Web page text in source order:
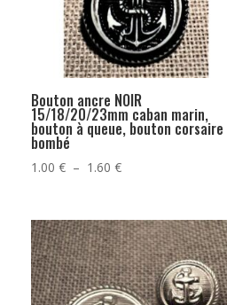
Bouton ancre NOIR
15/18/20/23mm caban marin,
bouton à queue, bouton corsaire
bombé
1.00€ – 1.60€Plage
1.00 €
à
1.60 €